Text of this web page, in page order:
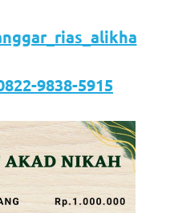
9838-5915